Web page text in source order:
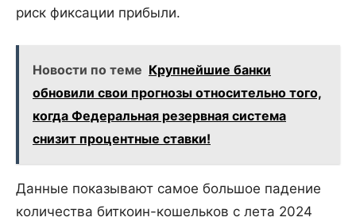
риск фиксации прибыли.
Новости по теме Крупнейшие банки
обновили свои прогнозы относительно того,
когда Федеральная резервная система
снизит процентные ставки!
Данные показывают самое большое падение
количества биткоин-кошельков с лета 2024